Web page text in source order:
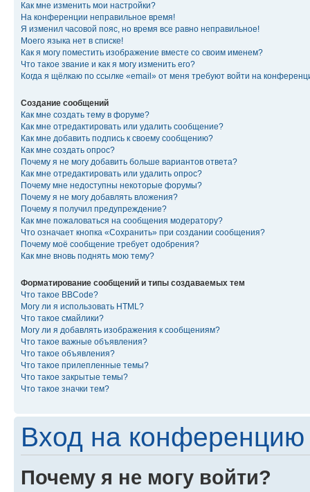
Как мне изменить мои настройки?
На конференции неправильное время!
Я изменил часовой пояс, но время все равно неправильное!
Моего языка нет в списке!
Как я могу поместить изображение вместе со своим именем?
Что такое звание и как я могу изменить его?
Когда я щёлкаю по ссылке «email» от меня требуют войти на
Создание сообщений
Как мне создать тему в форуме?
Как мне отредактировать или удалить сообщение?
Как мне добавить подпись к своему сообщению?
Как мне создать опрос?
Почему я не могу добавить больше вариантов ответа?
Как мне отредактировать или удалить опрос?
Почему мне недоступны некоторые форумы?
Почему я не могу добавлять вложения?
Почему я получил предупреждение?
Как мне пожаловаться на сообщения модератору?
Что означает кнопка «Сохранить» при создании сообщения?
Почему моё сообщение требует одобрения?
Как мне вновь поднять мою тему?
Форматирование сообщений и типы создаваемых тем
Что такое BBCode?
Могу ли я использовать HTML?
Что такое смайлики?
Могу ли я добавлять изображения к сообщениям?
Что такое важные объявления?
Что такое объявления?
Что такое прилепленные темы?
Что такое закрытые темы?
Что такое значки тем?
Вход на конференцию
Почему я не могу войти?